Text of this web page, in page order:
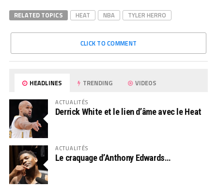
RELATED TOPICS HEAT NBA TYLER HERRO
CLICK TO COMMENT
HEADLINES TRENDING VIDEOS
ACTUALITÉS
Derrick White et le lien d’âme avec le Heat
ACTUALITÉS
Le craquage d’Anthony Edwards…